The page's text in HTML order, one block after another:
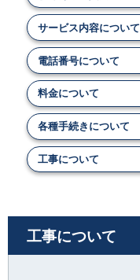
サービス内容について
電話番号について
料金について
各種手続きについて
工事について
工事について